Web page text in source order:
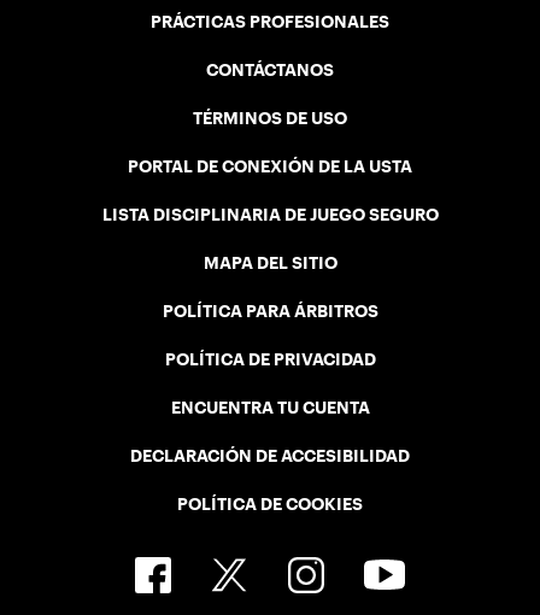
PRÁCTICAS PROFESIONALES
CONTÁCTANOS
TÉRMINOS DE USO
PORTAL DE CONEXIÓN DE LA USTA
LISTA DISCIPLINARIA DE JUEGO SEGURO
MAPA DEL SITIO
POLÍTICA PARA ÁRBITROS
POLÍTICA DE PRIVACIDAD
ENCUENTRA TU CUENTA
DECLARACIÓN DE ACCESIBILIDAD
POLÍTICA DE COOKIES